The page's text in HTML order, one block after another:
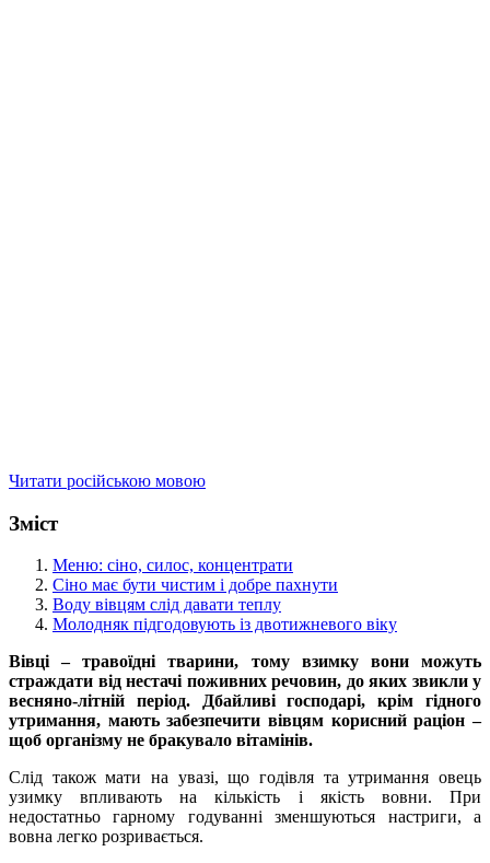
Читати російською мовою
Зміст
Меню: сіно, силос, концентрати
Сіно має бути чистим і добре пахнути
Воду вівцям слід давати теплу
Молодняк підгодовують із двотижневого віку
Вівці – травоїдні тварини, тому взимку вони можуть
страждати від нестачі поживних речовин, до яких звикли у
весняно-літній період. Дбайливі господарі, крім гідного
утримання, мають забезпечити вівцям корисний раціон –
щоб організму не бракувало вітамінів.
Слід також мати на увазі, що годівля та утримання овець
узимку впливають на кількість і якість вовни. При
недостатньо гарному годуванні зменшуються настриги, а
вовна легко розривається.